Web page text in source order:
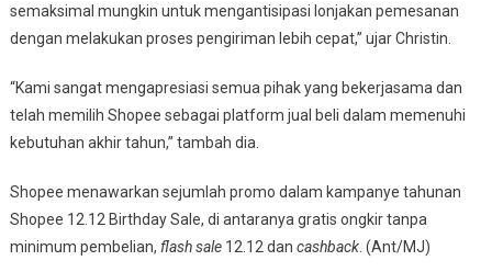
semaksimal mungkin untuk mengantisipasi lonjakan pemesanan
dengan melakukan proses pengiriman lebih cepat,” ujar Christin.
“Kami sangat mengapresiasi semua pihak yang bekerjasama dan
telah memilih Shopee sebagai platform jual beli dalam memenuhi
kebutuhan akhir tahun,” tambah dia.
Shopee menawarkan sejumlah promo dalam kampanye tahunan
Shopee 12.12 Birthday Sale, di antaranya gratis ongkir tanpa
minimum pembelian, flash sale12.12 dan cashback. (Ant/MJ)